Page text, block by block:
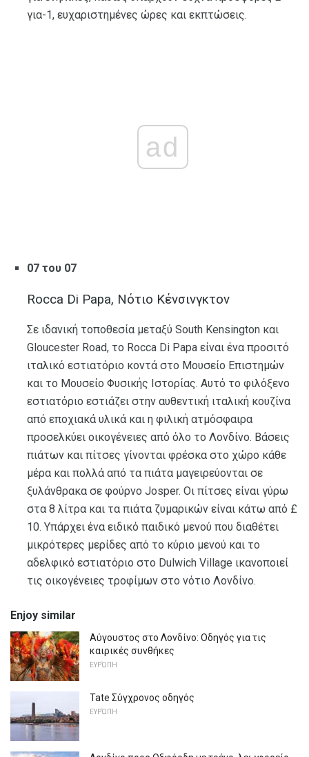
για-1, ευχαριστημένες ώρες και εκπτώσεις.
ad
07 του 07
Rocca Di Papa, Νότιο Κένσινγκτον
Σε ιδανική τοποθεσία μεταξύ South Kensington και
Gloucester Road, το Rocca Di Papa είναι ένα προσιτό
ιταλικό εστιατόριο κοντά στο Μουσείο Επιστημών
και το Μουσείο Φυσικής Ιστορίας. Αυτό το φιλόξενο
εστιατόριο εστιάζει στην αυθεντική ιταλική κουζίνα
από εποχιακά υλικά και η φιλική ατμόσφαιρα
προσελκύει οικογένειες από όλο το Λονδίνο. Βάσεις
πιάτων και πίτσες γίνονται φρέσκα στο χώρο κάθε
μέρα και πολλά από τα πιάτα μαγειρεύονται σε
ξυλάνθρακα σε φούρνο Josper. Οι πίτσες είναι γύρω
στα 8 λίτρα και τα πιάτα ζυμαρικών είναι κάτω από £
10. Υπάρχει ένα ειδικό παιδικό μενού που διαθέτει
μικρότερες μερίδες από το κύριο μενού και το
αδελφικό εστιατόριο στο Dulwich Village ικανοποιεί
τις οικογένειες τροφίμων στο νότιο Λονδίνο.
Enjoy similar
Αύγουστος στο Λονδίνο: Οδηγός για τις
καιρικές συνθήκες
ΕΥΡΏΠΗ
Tate Σύγχρονος οδηγός
ΕΥΡΏΠΗ